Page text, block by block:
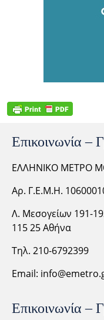
Επικοινωνία –
ΕΛΛΗΝΙΚΟ ΜΕΤΡΟ
Αρ. Γ.Ε.Μ.Η.
Λ. Μεσογείων 191-
115 25 Αθήνα
Τηλ. 210-6792399
Email:
Επικοινωνία –